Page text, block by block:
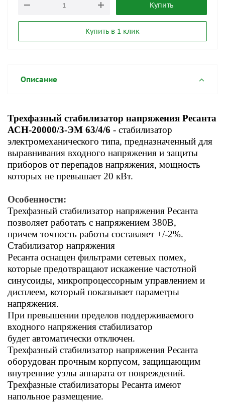
Купить
Купить в 1 клик
Описание
Трехфазный стабилизатор напряжения Ресанта
АСН-20000/3-ЭМ 63/4/6 - стабилизатор
электромеханического типа, предназначенный для
выравнивания входного напряжения и защиты
приборов от перепадов напряжения, мощность
которых не превышает 20 кВт.
Особенности:
Трехфазный стабилизатор напряжения Ресанта
позволяет работать с напряжением 380В,
причем точность работы составляет +/-2%.
Стабилизатор напряжения
Ресанта оснащен фильтрами сетевых помех,
которые предотвращают искажение частотной
синусоиды, микропроцессорным управлением и
дисплеем, который показывает параметры
напряжения.
При превышении пределов поддерживаемого
входного напряжения стабилизатор
будет автоматически отключен.
Трехфазный стабилизатор напряжения Ресанта
оборудован прочным корпусом, защищающим
внутренние узлы аппарата от повреждений.
Трехфазные стабилизаторы Ресанта имеют
напольное размещение.